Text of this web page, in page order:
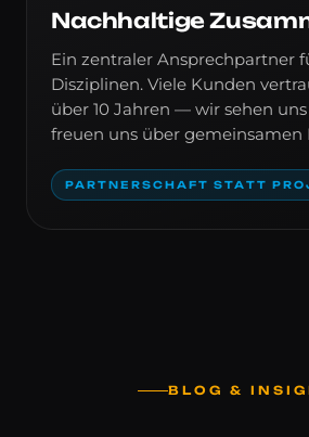
Nachhaltige
Ein zentraler Ansprechpartner
Disziplinen. Viele Kunden
über 10 Jahren — wir sehen
freuen uns über gemeinsamen
PARTNERSCHAFT STATT
BLOG &